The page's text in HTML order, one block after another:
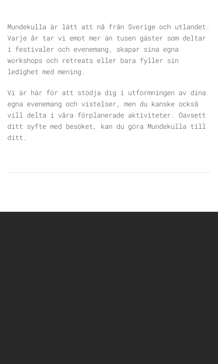
Mundekulla är lätt att nå från Sverige och utlandet.
Varje år tar vi emot mer än tusen gäster som deltar
i festivaler och evenemang, skapar sina egna
workshops och retreats eller bara fyller sin
ledighet med mening.
Vi är här för att stödja dig i utformningen av dina
egna evenemang och vistelser, men du kanske också
vill delta i våra förplanerade aktiviteter. Oavsett
ditt syfte med besöket, kan du göra Mundekulla till
ditt.